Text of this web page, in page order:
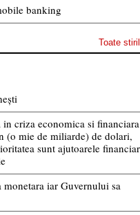
banking
Toate
criza economica si financiara
(o mie de miliarde) de dolari,
sunt ajutoarele
iar Guvernului sa